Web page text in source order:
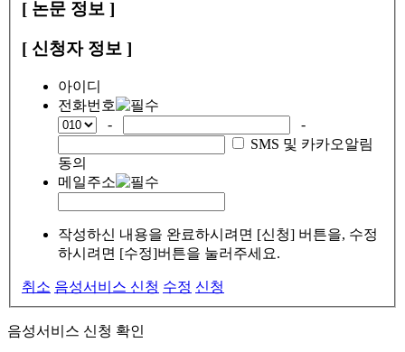
[ 논문 정보 ]
[ 신청자 정보 ]
아이디
전화번호
-
-
SMS 및 카카오알림
동의
메일주소
작성하신 내용을 완료하시려면 [신청] 버튼을, 수정
하시려면 [수정]버튼을 눌러주세요.
취소 음성서비스 신청 수정 신청
음성서비스 신청 확인